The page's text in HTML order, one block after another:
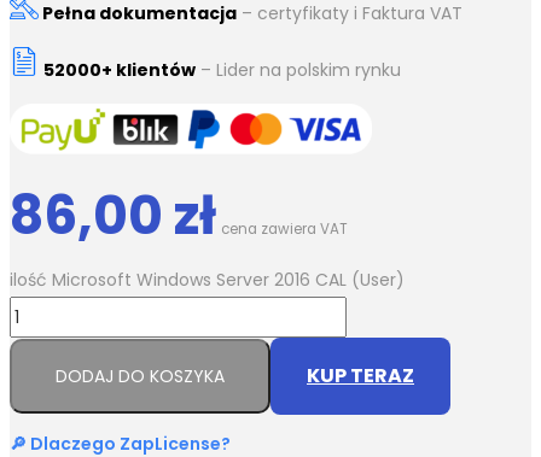
86,00zł cena zawiera VAT
Pełna dokumentacja – certyfikaty i Faktura VAT
52000+ klientów – Lider na polskim rynku
ilość Microsoft Windows Server 2016 CAL (User)
DODAJ DO KOSZYKA KUP TERAZ
🔎 Dlaczego ZapLicense?